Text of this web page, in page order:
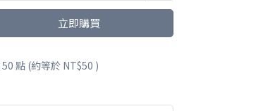
立即購買
50 點 (約等於 NT$50 )